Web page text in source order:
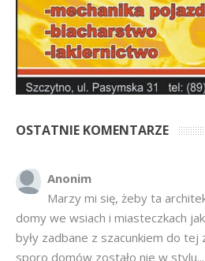
OSTATNIE KOMENTARZE
Anonim
Marzy mi się, żeby ta
domy we wsiach i miasteczkach
były zadbane z szacunkiem do
sporo domów zostało nie w stylu...